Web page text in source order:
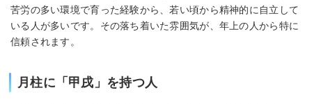
苦労の多い環境で育った経験から、若い頃から精神的に自立して
いる人が多いです。その落ち着いた雰囲気が、年上の人から特に
信頼されます。
月柱に「甲戌」を持つ人